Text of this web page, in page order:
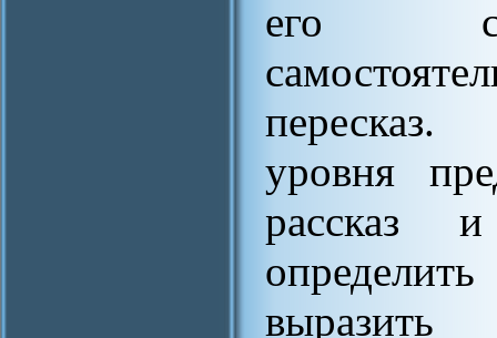
его
пересказ.
уровня
рассказ и